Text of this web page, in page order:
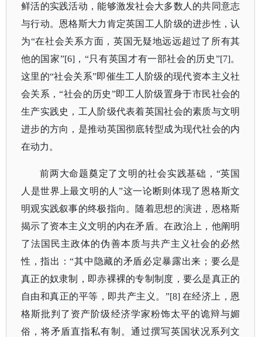
鲜活的实践活动，能够激发社会大多数人的共同意志
与行动。恩格斯大力肯定英国工人阶级的进步性，认
为“在社会关系方面，英国无疑地远远超过了所有其
他的国家”[6]，“只有英国才有一部社会的历史”[7]。
这里的“社会关系”即催生工人阶级的现代资本主义社
会关系，“社会的历史”即工人阶级置身于市民社会的
生产实践史，工人阶级代表着英国社会的素质与文明
进步的方向，是推动英国彻底转型成为现代社会的内
在动力。
前两大命题奠定了文明的社会实践基础， “英国
人是世界上最文明的人”这一论断则体现了恩格斯文
明观实践叙事的终极指向。随着思想的演进，恩格斯
揭示了资本主义文明的内在矛盾。在政治上，他阐明
了法国民主政体的伪善本质与共产主义社会的必然
性，指出：“其中隐藏的矛盾必定暴露出来；要么是
真正的奴隶制，即赤裸裸的专制制度，要么是真正的
自由和真正的平等，即共产主义。”[8] 在经济上，恩
格斯批判了资产阶级经济学家粉饰太平的诡辩与媚
俗，将矛盾直指私有制。通过撰写英国状况系列文